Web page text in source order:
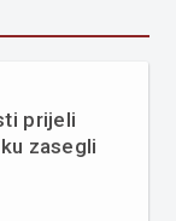
prijeli
zasegli